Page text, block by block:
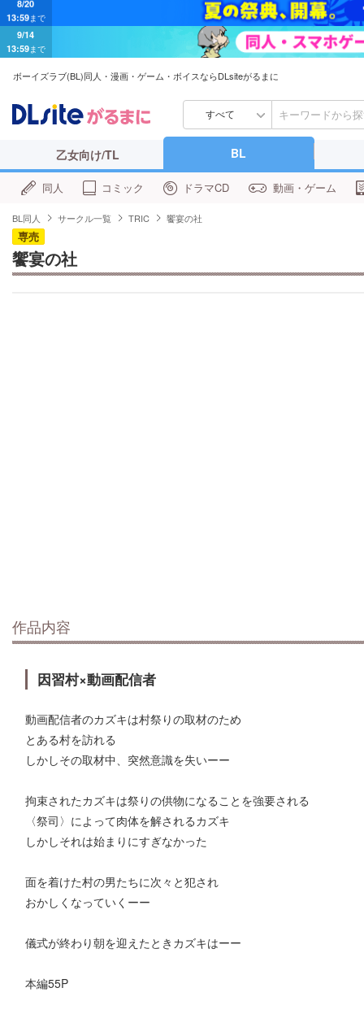
9/14
13:59まで
ボーイズラブ(BL)同人・漫画・ゲーム・ボイスならDLsiteがるまに
すべて
乙女向け/TL BL
同人 コミック ドラマCD 動画・ゲーム
BL同人 サークル一覧 TRIC 饗宴の社
専売
饗宴の社
作品内容
因習村×動画配信者
動画配信者のカズキは村祭りの取材のため
とある村を訪れる
しかしその取材中、突然意識を失いーー
拘束されたカズキは祭りの供物になることを強要される
〈祭司〉によって肉体を解されるカズキ
しかしそれは始まりにすぎなかった
面を着けた村の男たちに次々と犯され
おかしくなっていくーー
儀式が終わり朝を迎えたときカズキはーー
本編55P